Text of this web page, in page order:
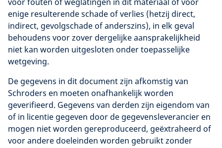
enige resulterende schade of verlies (hetzij direct,
indirect, gevolgschade of anderszins), in elk geval
behoudens voor zover dergelijke aansprakelijkheid
niet kan worden uitgesloten onder toepasselijke
wetgeving.
De gegevens in dit document zijn afkomstig van
Schroders en moeten onafhankelijk worden
geverifieerd. Gegevens van derden zijn eigendom van
of in licentie gegeven door de gegevensleverancier en
mogen niet worden gereproduceerd, geëxtraheerd of
voor andere doeleinden worden gebruikt zonder